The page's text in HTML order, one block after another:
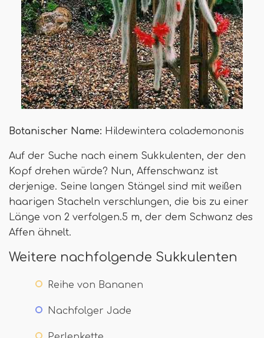
Botanischer Name: Hildewintera colademononis
Auf der Suche nach einem Sukkulenten, der den
Kopf drehen würde? Nun, Affenschwanz ist
derjenige. Seine langen Stängel sind mit weißen
haarigen Stacheln verschlungen, die bis zu einer
Länge von 2 verfolgen.5 m, der dem Schwanz des
Affen ähnelt.
Weitere nachfolgende Sukkulenten
Reihe von Bananen
Nachfolger Jade